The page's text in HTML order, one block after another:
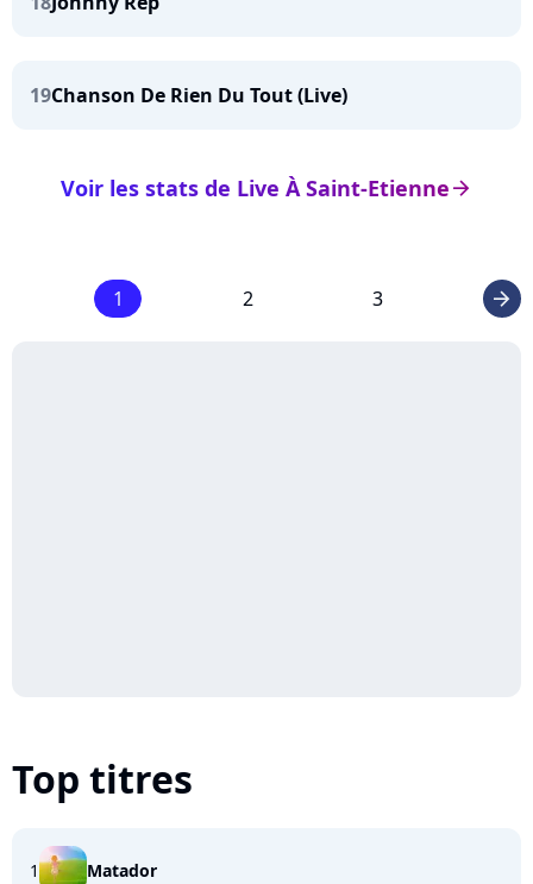
19Chanson De Rien Du Tout (Live)
arrow_right
Voir les stats de Live À Saint-Etienne
1 2 3 arrow_right
Top titres
1 Matador